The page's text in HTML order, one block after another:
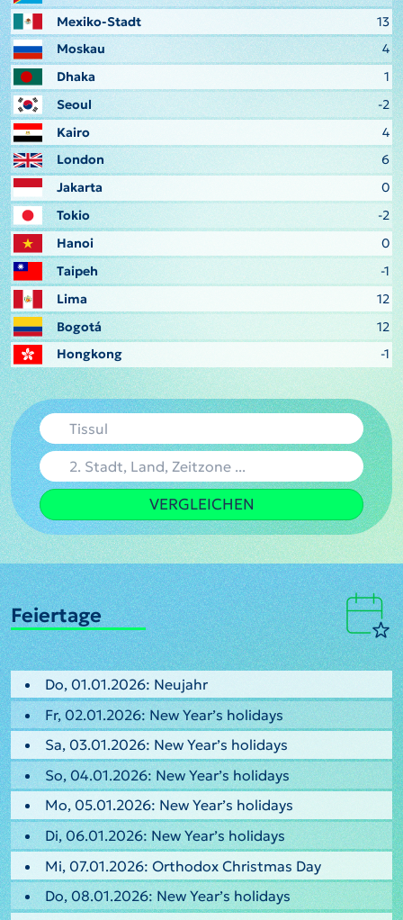
Mexiko-Stadt
13
Moskau
4
Dhaka
1
Seoul
-2
Kairo
4
London
6
Jakarta
0
Tokio
-2
Hanoi
0
Taipeh
-1
Lima
12
Bogotá
12
Hongkong
-1
VERGLEICHEN
Feiertage
Do, 01.01.2026: Neujahr
Fr, 02.01.2026: New Year’s holidays
Sa, 03.01.2026: New Year’s holidays
So, 04.01.2026: New Year’s holidays
Mo, 05.01.2026: New Year’s holidays
Di, 06.01.2026: New Year’s holidays
Mi, 07.01.2026: Orthodox Christmas Day
Do, 08.01.2026: New Year’s holidays